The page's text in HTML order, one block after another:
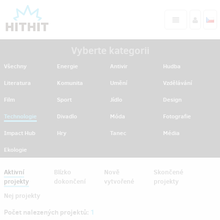
Všechny Energie Antivir
Hudba
Literatura
Komunita Umění
Vzdělávání
Film
Sport Jídlo
Design
Technologie
Divadlo Móda
Fotografie
Impact Hub
Hry Tanec
Média
Ekologie
Aktivní
projekty
Blízko
dokončení
Nově
vytvořené
Skončené
projekty
Nej projekty
Počet nalezených projektů: 1